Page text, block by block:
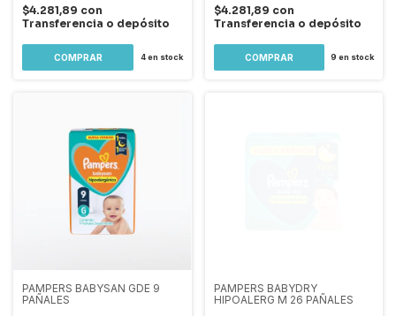
$4.281,89 con
Transferencia o depósito
4en stock
$4.281,89 con
Transferencia o depósito
9 en stock
PAMPERS BABYSAN GDE 9
PAÑALES
PAMPERS BABYDRY
HIPOALERG M 26 PAÑALES